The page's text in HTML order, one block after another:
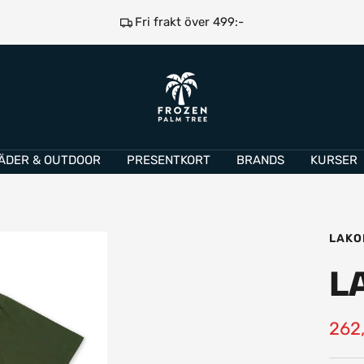
Fri frakt över 499:-
Frozen
Palm
Tree
& OUTDOOR PRESENTKORT BRANDS KURSER
pris